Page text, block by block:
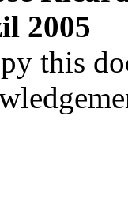
2005
this